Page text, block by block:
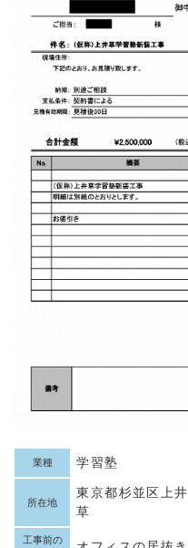
業種 学習塾
所在地
東京都杉並区上井
草
工事前の